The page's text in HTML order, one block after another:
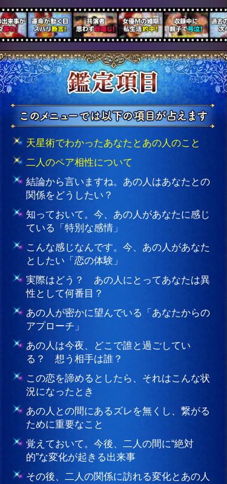
天星術でわかったあなたとあの人のこと
二人のペア相性について
結論から言いますね。あの人はあなたとの
関係をどうしたい？
知っておいて。今、あの人があなたに感じ
ている「特別な感情」
こんな感じなんです。今、あの人があなた
としたい「恋の体験」
実際はどう？ あの人にとってあなたは異
性として何番目？
あの人が密かに望んでいる「あなたからの
アプローチ」
あの人は今夜、どこで誰と過ごしてい
る？ 想う相手は誰？
この恋を諦めるとしたら、それはこんな状
況になったとき
あの人との間にあるズレを無くし、繋がる
ために重要なこと
覚えておいて。今後、二人の間に“絶対
的”な変化が起きる出来事
その後、二人の関係に訪れる変化とあの人